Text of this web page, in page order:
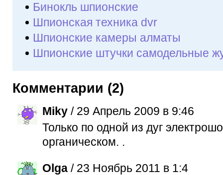
Бинокль шпионские
Шпионская техника dvr
Шпионские камеры алматы
Шпионские штучки самодельные
Комментарии (2)
Miky / 29 Апрель 2009 в 9:46
Только по одной из дуг
органическом. .
Olga / 23 Ноябрь 2011 в 1:4